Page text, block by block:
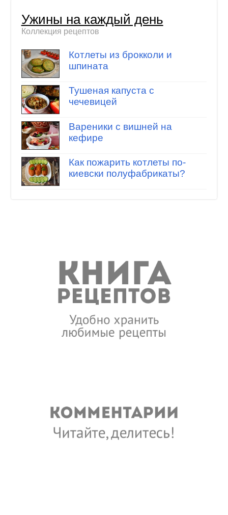
Ужины на каждый день
Коллекция рецептов
Котлеты из брокколи и
шпината
Тушеная капуста с
чечевицей
Вареники с вишней на
кефире
Как пожарить котлеты по-
киевски полуфабрикаты?